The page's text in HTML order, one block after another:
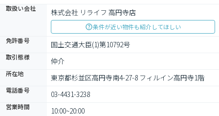
取扱い会社 株式会社 リライフ 高円寺店
条件が近い物件も紹介してほしい
免許番号
国土交通大臣(1)第10792号
取引態様 仲介
所在地 東京都杉並区高円寺南4-27-8 フィルイン高円寺1階
電話番号 03-4431-3238
営業時間 10:00~20:00